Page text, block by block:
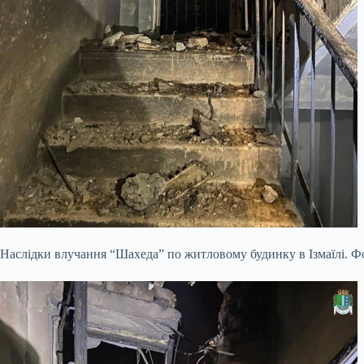
Наслідки влучання “Шахеда” по житловому будинку в Ізмаїлі.